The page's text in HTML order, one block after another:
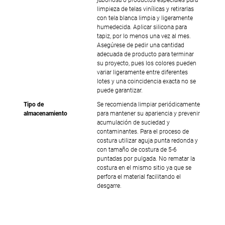
limpieza de telas vinílicas y retirarlas
con tela blanca limpia y ligeramente
humedecida. Aplicar silicona para
tapiz, por lo menos una vez al mes.
Asegúrese de pedir una cantidad
adecuada de producto para terminar
su proyecto, pues los colores pueden
variar ligeramente entre diferentes
lotes y una coincidencia exacta no se
puede garantizar.
Tipo de
almacenamiento
Se recomienda limpiar periódicamente
para mantener su apariencia y prevenir
acumulación de suciedad y
contaminantes. Para el proceso de
costura utilizar aguja punta redonda y
con tamaño de costura de 5-6
puntadas por pulgada. No rematar la
costura en el mismo sitio ya que se
perfora el material facilitando el
desgarre.